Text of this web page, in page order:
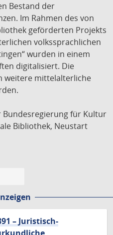
Bestand der
Im Rahmen des von
geförderten Projekts
volkssprachlichen
wurden in einem
digitalisiert. Die
weitere mittelalterliche
Bundesregierung für Kultur
Bibliothek, Neustart
– Juristisch-